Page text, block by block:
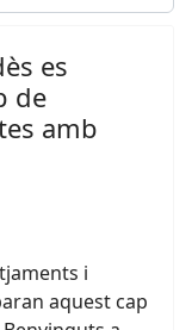
es
de
amb
i
aquest cap